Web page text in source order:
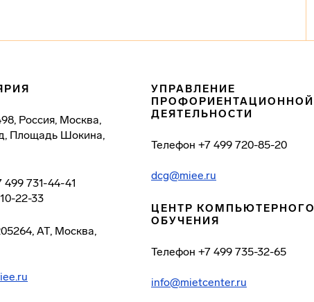
Россия, Москва,
Площадь Шокина,
499 731-44-41
22-33
АТ, Москва,
УПРАВЛЕНИЕ
ПРОФОРИЕНТАЦИОННОЙ
ДЕЯТЕЛЬНОСТИ
Телефон +7 499 720-85-20
dcg@miee.ru
ЦЕНТР КОМПЬЮТЕРНОГО
ОБУЧЕНИЯ
Телефон +7 499 735-32-65
info@mietcenter.ru